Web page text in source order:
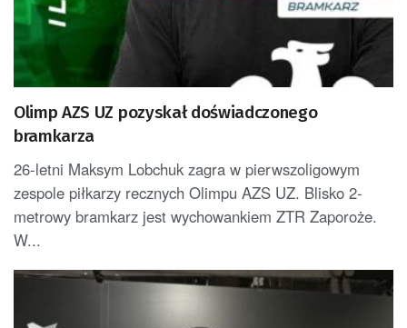
Olimp AZS UZ pozyskał doświadczonego
bramkarza
26-letni Maksym Lobchuk zagra w pierwszoligowym
zespole piłkarzy recznych Olimpu AZS UZ. Blisko 2-
metrowy bramkarz jest wychowankiem ZTR Zaporoże.
W...